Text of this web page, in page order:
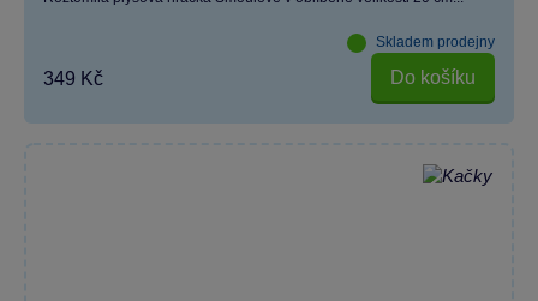
Skladem prodejny
349 Kč Do košíku